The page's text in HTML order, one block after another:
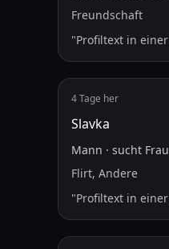
Freundschaft
"Profiltext in
4 Tage her
Slavka
Mann · sucht Frau
Flirt, Andere
"Profiltext in